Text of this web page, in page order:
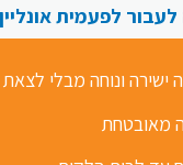
ישירה ונוחה מבלי
מאובטחת